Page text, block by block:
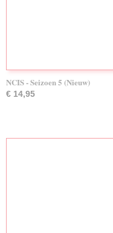
NCIS - Seizoen 5 (Nieuw)
€ 14,95